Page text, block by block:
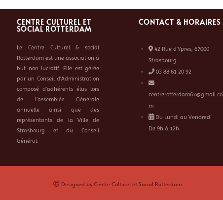
CENTRE CULTUREL ET
SOCIAL ROTTERDAM
Le Centre Culturel & social
Rotterdam est une association à
but non lucratif. Elle est gérée
par un Conseil d’Administration
composé d’adhérents élus lors
de l’assemblée Générale
annuelle ainsi que des
représentants de la Ville de
Strasbourg et du Conseil
Général.
CONTACT & HORAIRES
42 Rue d’Ypres, 67000
Strasbourg
03 88 61 20 92
centrerotterdam67@gmail.co
m
Du Lundi au Vendredi
De 9h à 12h
Designed by Centre Culturel et Social Rotterdam